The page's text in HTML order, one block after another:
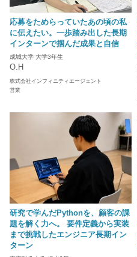
応募をためらっていたあの頃の私
に伝えたい。一歩踏み出した長期
インターンで掴んだ成果と自信
成城大学 大学3年生
O.H
株式会社インフィニティエージェント
営業
研究で学んだPythonを、顧客の課
題を解く力へ。 要件定義から実装
まで挑戦したエンジニア長期イン
ターン